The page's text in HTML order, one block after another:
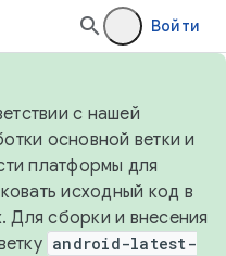
Войти
с нашей
основной ветки и
платформы для
исходный код в
Для сборки и внесения
android-latest-